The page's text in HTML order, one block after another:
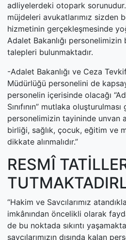
adliyelerdeki otopark
müjdeleri avukatlarımız sizden
hizmetinin gerçekleşmesinde
Adalet Bakanlığı personelimizin
talepleri bulunmaktadır.
-Adalet Bakanlığı ve Ceza
Müdürlüğü personelini de
personelin içerisinde olacağı
Sınıfının” mutlaka
personelimizin tayininde unvan
birliği, sağlık, çocuk, eğitim ve
dikkate alınmalıdır.”
RESMÎ
“Hakim ve Savcılarımız
imkânından öncelikli olarak
de bu noktada sıkıntı
savcılarımızın dışında kalan